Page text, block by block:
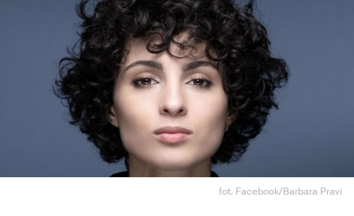
fot. Facebook/Barbara Pravi